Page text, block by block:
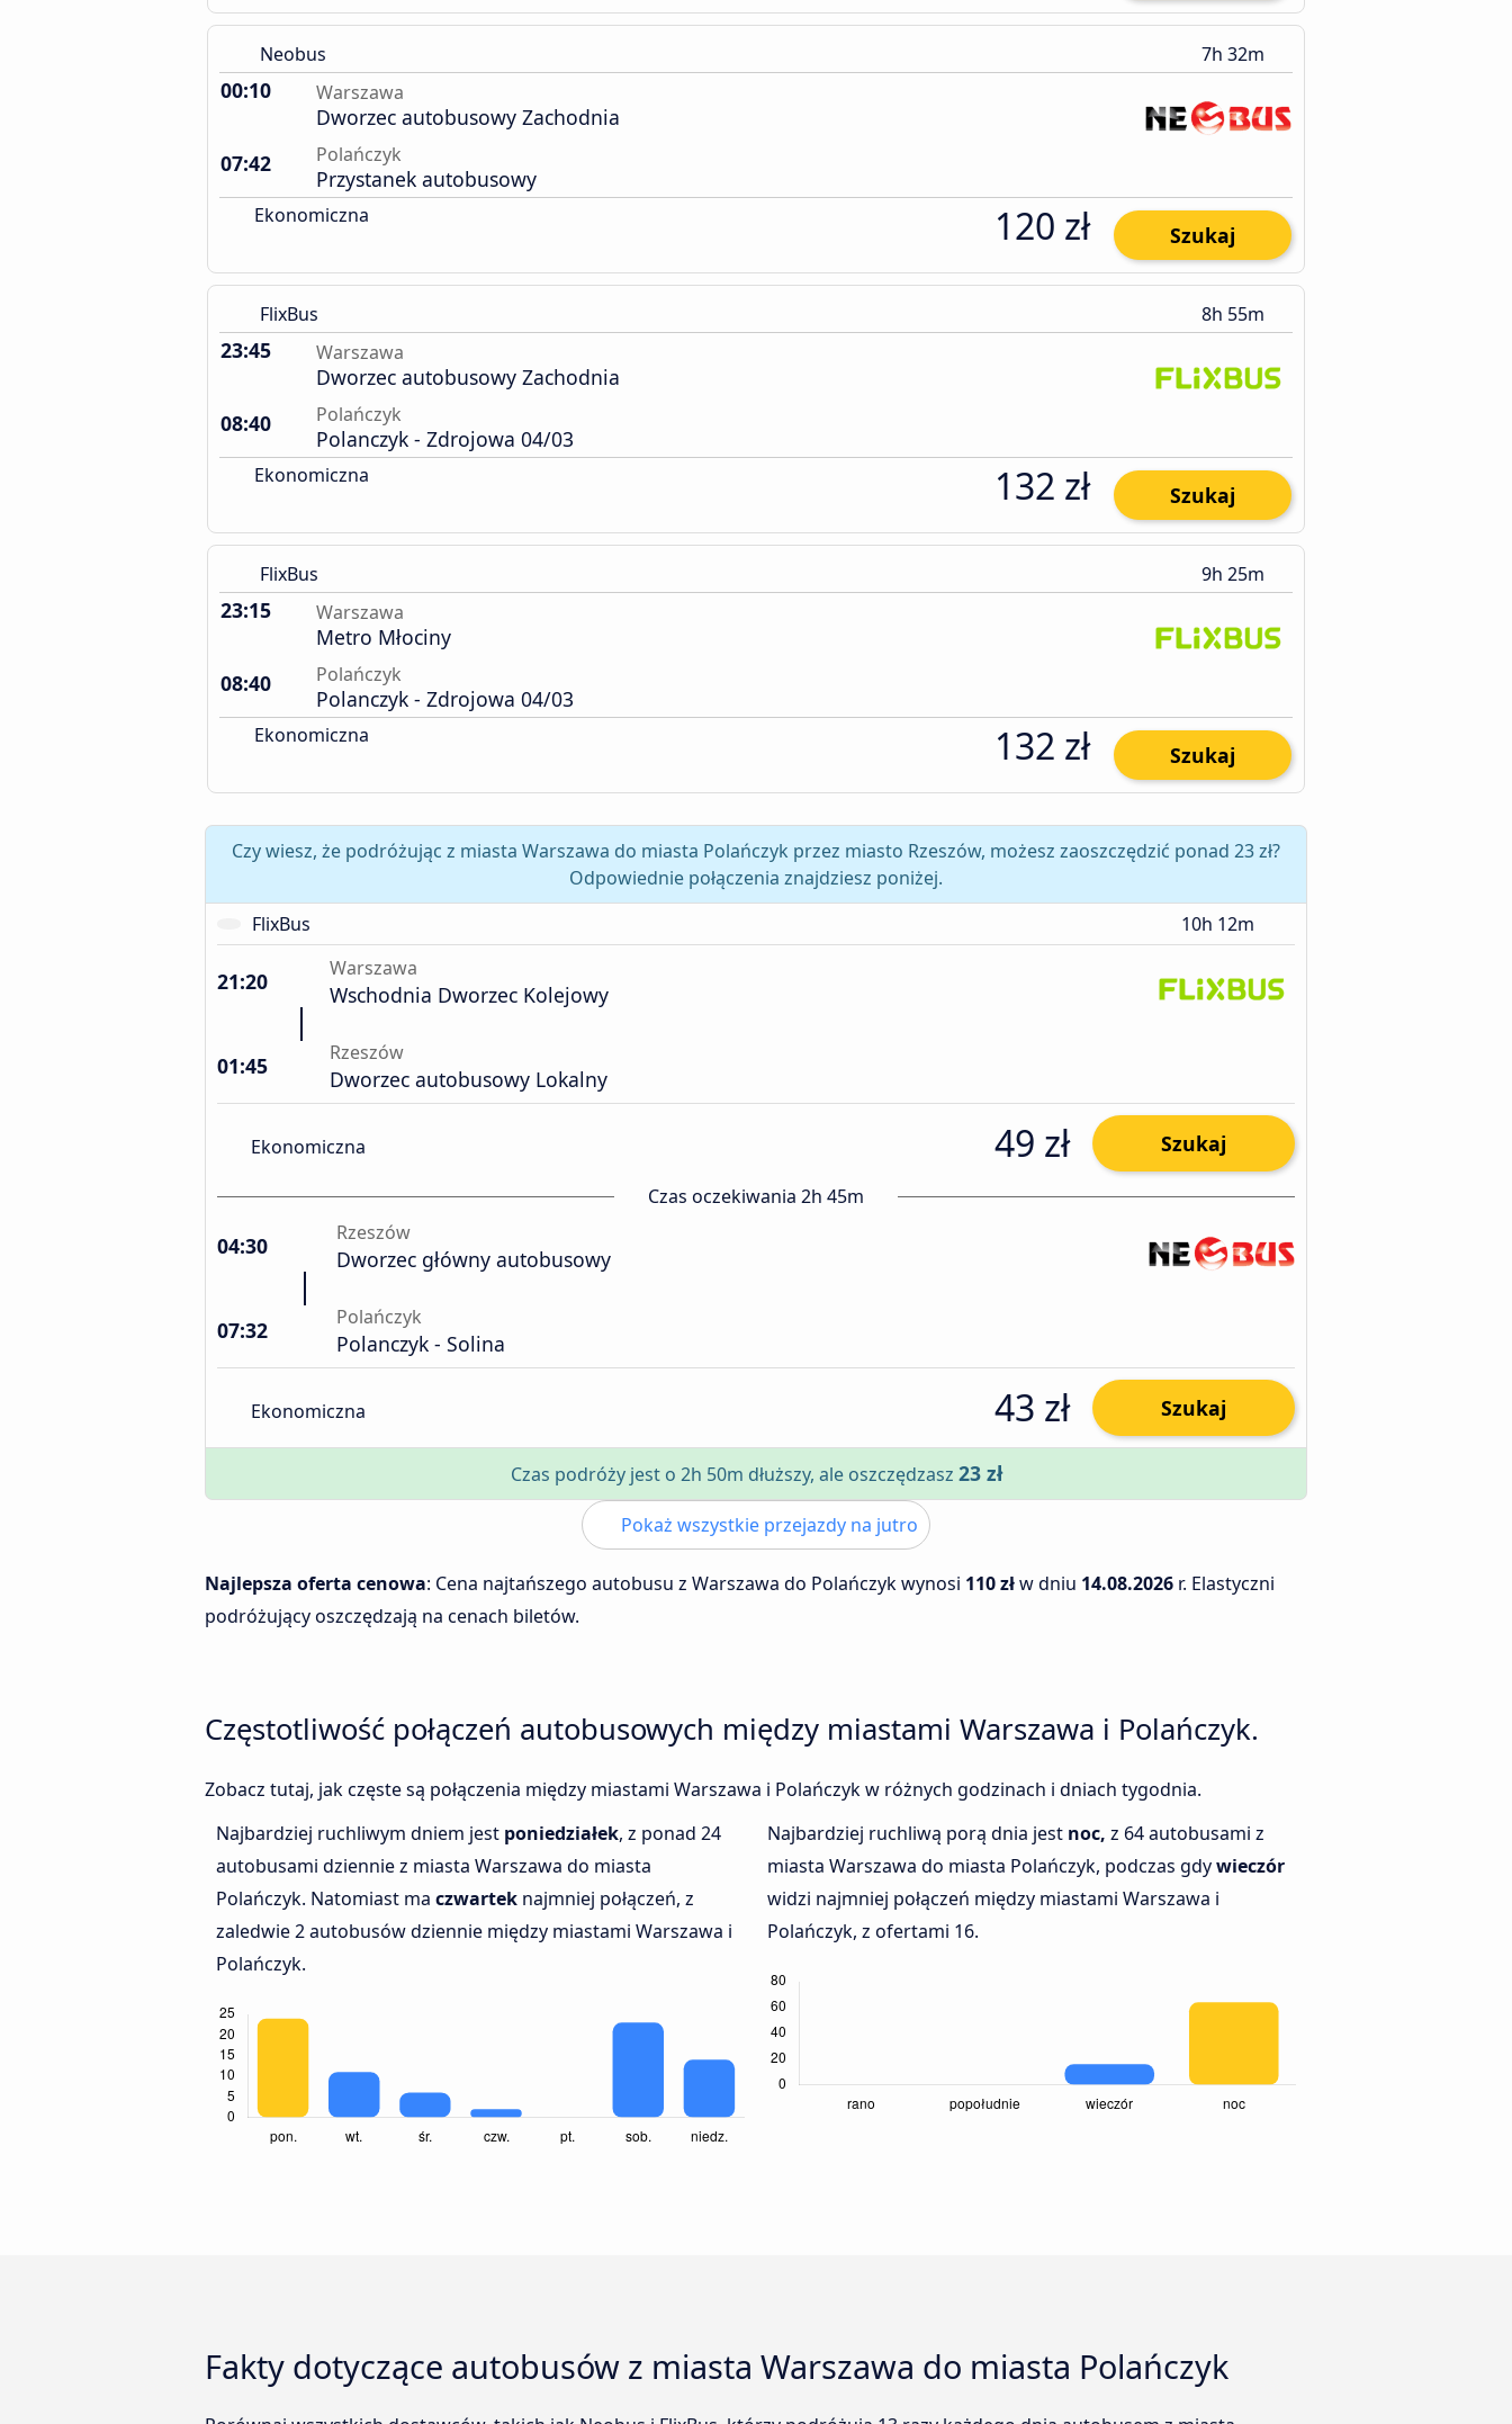
Neobus 7h 32m
00:10 Warszawa
Dworzec autobusowy Zachodnia
07:42
Polańczyk
Przystanek autobusowy
Ekonomiczna 120 zł Szukaj
FlixBus 8h 55m
23:45 Warszawa
Dworzec autobusowy Zachodnia
08:40
Polańczyk
Polanczyk - Zdrojowa 04/03
Ekonomiczna 132 zł Szukaj
FlixBus 9h 25m
23:15 Warszawa
Metro Młociny
08:40
Polańczyk
Polanczyk - Zdrojowa 04/03
Ekonomiczna 132 zł Szukaj
Czy wiesz, że podróżując z miasta Warszawa do miasta Polańczyk przez miasto Rzeszów, możesz zaoszczędzić ponad 23 zł?
Odpowiednie połączenia znajdziesz poniżej.
FlixBus
10h 12m
21:20 Warszawa
Wschodnia Dworzec Kolejowy
01:45 Rzeszów
Dworzec autobusowy Lokalny
Ekonomiczna 49 zł Szukaj
Czas oczekiwania 2h 45m
04:30 Rzeszów
Dworzec główny autobusowy
07:32 Polańczyk
Polanczyk - Solina
Ekonomiczna 43 zł Szukaj
Czas podróży jest o 2h 50m dłuższy, ale oszczędzasz 23 zł
Pokaż wszystkie przejazdy na jutro
Najlepsza oferta cenowa: Cena najtańszego autobusu z Warszawa do Polańczyk wynosi 110 złw dniu 14.08.2026 r. Elastyczni
podróżujący oszczędzają na cenach biletów.
Częstotliwość połączeń autobusowych między miastami Warszawa i Polańczyk.
Zobacz tutaj, jak częste są połączenia między miastami Warszawa i Polańczyk w różnych godzinach i dniach tygodnia.
Najbardziej ruchliwym dniem jest poniedziałek, z ponad 24
autobusami dziennie z miasta Warszawa do miasta
Polańczyk. Natomiast ma czwartek najmniej połączeń, z
zaledwie 2 autobusów dziennie między miastami Warszawa i
Polańczyk.
Najbardziej ruchliwą porą dnia jest noc, z 64 autobusami z
miasta Warszawa do miasta Polańczyk, podczas gdywieczór
widzi najmniej połączeń między miastami Warszawa i
Polańczyk, z ofertami 16.
Fakty dotyczące autobusów z miasta Warszawa do miasta Polańczyk